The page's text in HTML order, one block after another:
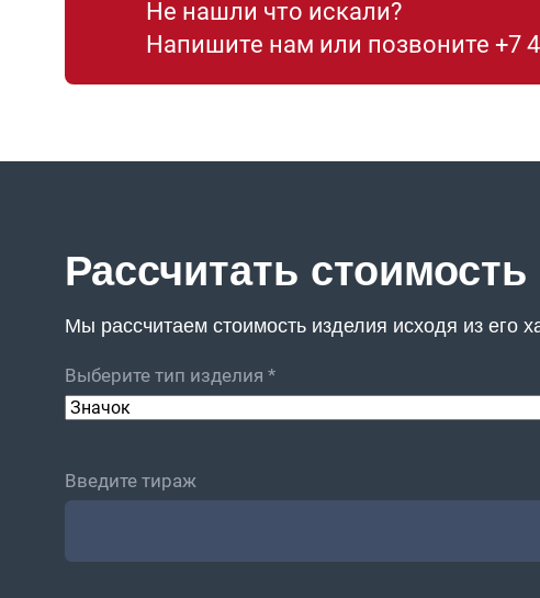
Не нашли что искали?
Напишите нам или позвоните +7
Рассчитать
Мы рассчитаем стоимость изделия исходя из его
Выберите тип изделия *
Введите тираж